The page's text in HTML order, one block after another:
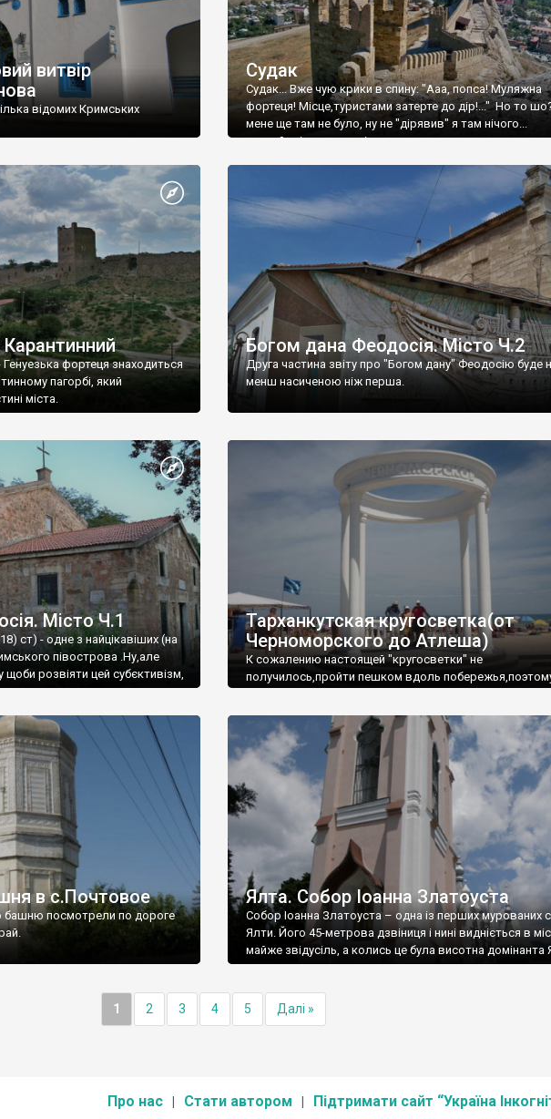
витвір
відомих Кримських
Судак
Судак... Вже чую крики в спину: "Ааа, попса! Муляжна
фортеця! Місце,туристами затерте до дір!..." Но то
мене ще там не було, ну не "дірявив" я там нічого...
принаймні до цього літа.
фортеця знаходиться
пагорбі, який
міста.
Богом дана Феодосія. Місто Ч.2
Друга частина звіту про "Богом дану" Феодосію буде
менш насиченою ніж перша.
Місто Ч.1
ст) - одне з найцікавіших (на
півострова .Ну,але
розвіяти цей субєктивізм,
Тарханкутская кругосветка(от
Черноморского до Атлеша)
К сожалению настоящей "кругосветки" не
получилось,пройти пешком вдоль
в с.Почтовое
посмотрели по дороге
Ялта. Собор Іоанна Златоуста
Собор Іоанна Златоуста – одна із перших мурованих
Ялти. Його 45-метрова дзвіниця і нині видніється в
майже звідусіль, а колись це була висотна домінанта
1 2 3 4 5 Далі »
Про нас Стати автором Підтримати сайт “Україна